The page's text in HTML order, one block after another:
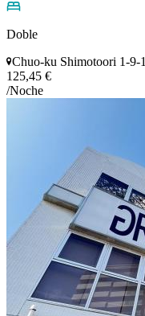
Doble
Chuo-ku Shimotoori 1-9-1
125,45 €
/Noche